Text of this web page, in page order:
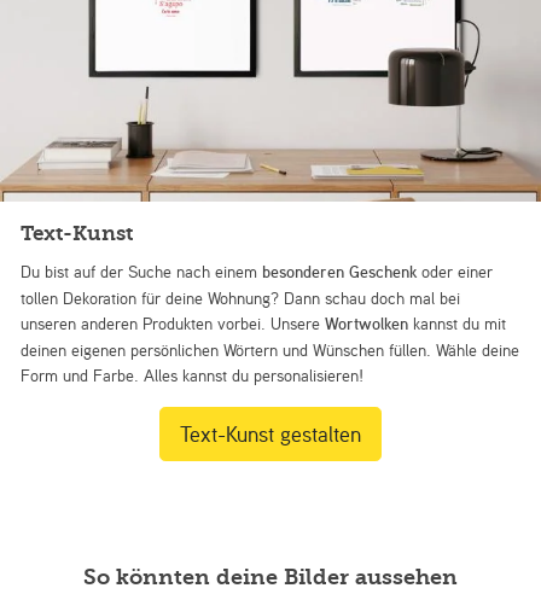
Text-Kunst
Du bist auf der Suche nach einem besonderen Geschenk oder einer
tollen Dekoration für deine Wohnung? Dann schau doch mal bei
unseren anderen Produkten vorbei. UnsereWortwolken kannst du mit
deinen eigenen persönlichen Wörtern und Wünschen füllen. Wähle deine
Form und Farbe. Alles kannst du personalisieren!
Text-Kunst gestalten
So könnten deine Bilder aussehen